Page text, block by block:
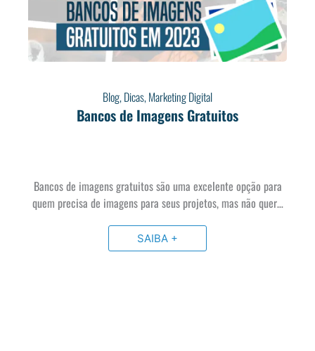
Blog,Dicas,Marketing Digital
Bancos de Imagens Gratuitos
Bancos de imagens gratuitos são uma excelente opção para
quem precisa de imagens para seus projetos, mas não quer…
SAIBA +